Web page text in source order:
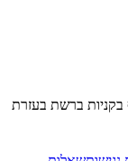
בקניות ברשת בעזרת